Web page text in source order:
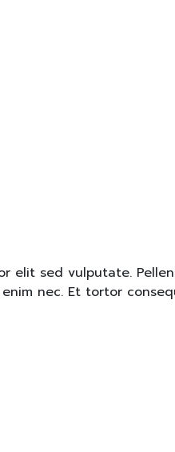
elit sed vulputate.
nec. Et tortor